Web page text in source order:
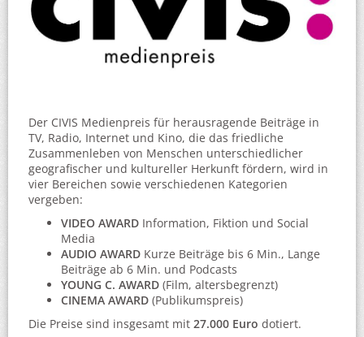
Der CIVIS Medienpreis für herausragende Beiträge in
TV, Radio, Internet und Kino, die das friedliche
Zusammenleben von Menschen unterschiedlicher
geografischer und kultureller Herkunft fördern, wird in
vier Bereichen sowie verschiedenen Kategorien
vergeben:
VIDEO AWARD Information, Fiktion und Social
Media
AUDIO AWARD Kurze Beiträge bis 6 Min., Lange
Beiträge ab 6 Min. und Podcasts
YOUNG C. AWARD (Film, altersbegrenzt)
CINEMA AWARD (Publikumspreis)
Die Preise sind insgesamt mit 27.000 Euro dotiert.